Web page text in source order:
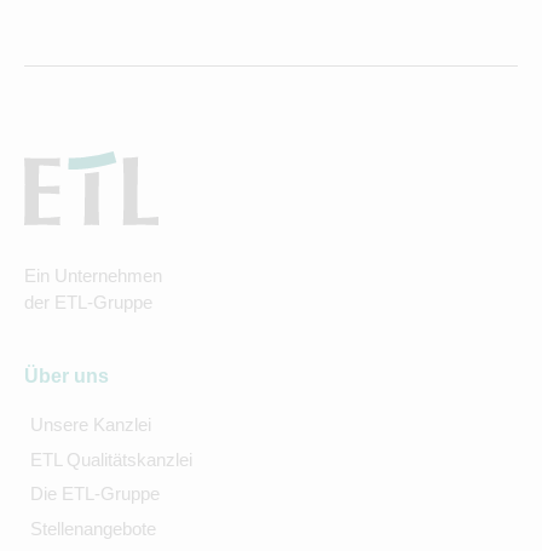
Ein Unternehmen
der ETL-Gruppe
Über uns
Unsere Kanzlei
ETL Qualitätskanzlei
Die ETL-Gruppe
Stellenangebote